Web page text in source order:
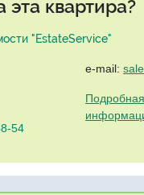
эта квартира?
"EstateService"
54
e-mail: